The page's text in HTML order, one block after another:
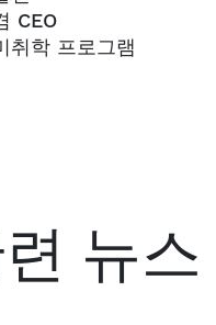
CEO
취학 프로그램
뉴스